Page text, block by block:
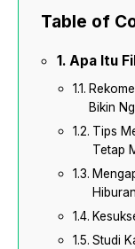
Table of
Apa Itu
Bikin
Tips
Tetap
Hiburan
Studi